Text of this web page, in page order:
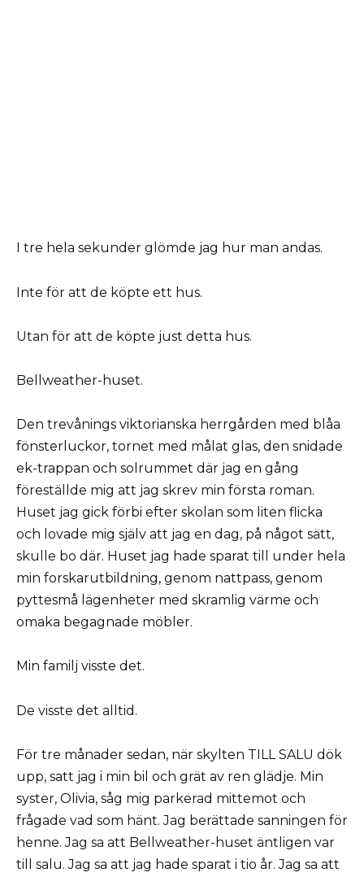
I tre hela sekunder glömde jag hur man andas.
Inte för att de köpte ett hus.
Utan för att de köpte just detta hus.
Bellweather-huset.
Den trevånings viktorianska herrgården med blåa
fönsterluckor, tornet med målat glas, den snidade
ek-trappan och solrummet där jag en gång
föreställde mig att jag skrev min första roman.
Huset jag gick förbi efter skolan som liten flicka
och lovade mig själv att jag en dag, på något sätt,
skulle bo där. Huset jag hade sparat till under hela
min forskarutbildning, genom nattpass, genom
pyttesmå lägenheter med skramlig värme och
omaka begagnade möbler.
Min familj visste det.
De visste det alltid.
För tre månader sedan, när skylten TILL SALU dök
upp, satt jag i min bil och grät av ren glädje. Min
syster, Olivia, såg mig parkerad mittemot och
frågade vad som hänt. Jag berättade sanningen för
henne. Jag sa att Bellweather-huset äntligen var
till salu. Jag sa att jag hade sparat i tio år. Jag sa att